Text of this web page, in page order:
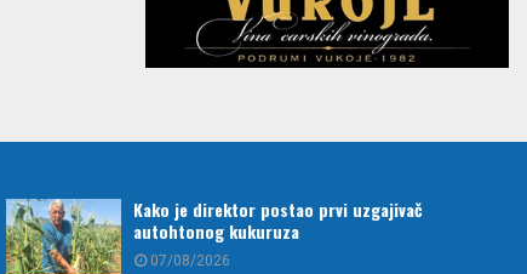
Kako je direktor postao prvi uzgajivač
autohtonog kukuruza
07/08/2026